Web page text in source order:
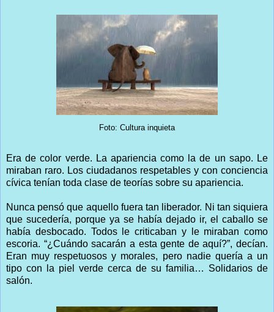
Foto: Cultura inquieta
Era de color verde. La apariencia como la de un sapo. Le
miraban raro. Los ciudadanos respetables y con conciencia
cívica tenían toda clase de teorías sobre su apariencia.
Nunca pensó que aquello fuera tan liberador. Ni tan siquiera
que sucedería, porque ya se había dejado ir, el caballo se
había desbocado. Todos le criticaban y le miraban como
escoria. “¿Cuándo sacarán a esta gente de aquí?”, decían.
Eran muy respetuosos y morales, pero nadie quería a un
tipo con la piel verde cerca de su familia… Solidarios de
salón.